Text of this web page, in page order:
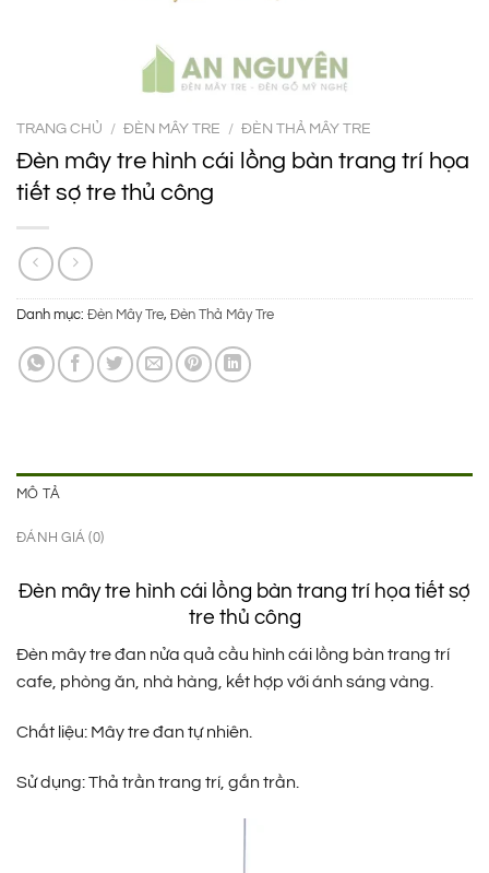
TRANG CHỦ / ĐÈN MÂY TRE / ĐÈN THẢ MÂY TRE
Đèn mây tre hình cái lồng bàn trang trí họa
tiết sợ tre thủ công
Danh mục: Đèn Mây Tre, Đèn Thả Mây Tre
MÔ TẢ
ĐÁNH GIÁ (0)
Đèn mây tre hình cái lồng bàn trang trí họa tiết sợ
tre thủ công
Đèn mây tre đan nửa quả cầu hình cái lồng bàn trang trí
cafe, phòng ăn, nhà hàng, kết hợp với ánh sáng vàng.
Chất liệu: Mây tre đan tự nhiên.
Sử dụng: Thả trần trang trí, gắn trần.